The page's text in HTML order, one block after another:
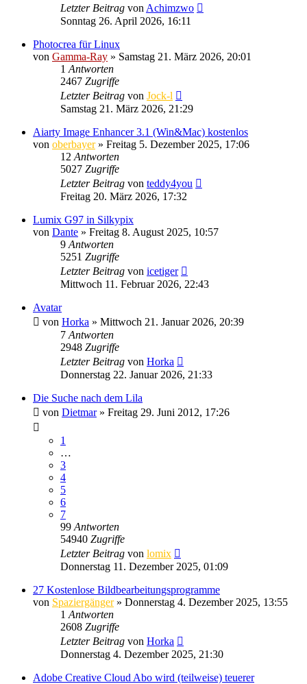
Letzter Beitrag von Achimzwo
Sonntag 26. April 2026, 16:11
Photocrea für Linux
von Gamma-Ray » Samstag 21. März 2026, 20:01
1 Antworten
2467 Zugriffe
Letzter Beitrag von Jock-l
Samstag 21. März 2026, 21:29
Aiarty Image Enhancer 3.1 (Win&Mac) kostenlos
von oberbayer» Freitag 5. Dezember 2025, 17:06
12 Antworten
5027 Zugriffe
Letzter Beitrag von teddy4you
Freitag 20. März 2026, 17:32
Lumix G97 in Silkypix
von Dante » Freitag 8. August 2025, 10:57
9 Antworten
5251 Zugriffe
Letzter Beitrag von icetiger
Mittwoch 11. Februar 2026, 22:43
Avatar
von Horka » Mittwoch 21. Januar 2026, 20:39
7 Antworten
2948 Zugriffe
Letzter Beitrag von Horka
Donnerstag 22. Januar 2026, 21:33
Die Suche nach dem Lila
von Dietmar» Freitag 29. Juni 2012, 17:26
1
…
3
4
5
6
7
99 Antworten
54940 Zugriffe
Letzter Beitrag von lomix
Donnerstag 11. Dezember 2025, 01:09
27 Kostenlose Bildbearbeitungsprogramme
von Spaziergänger» Donnerstag 4. Dezember 2025, 13:55
1 Antworten
2608 Zugriffe
Letzter Beitrag von Horka
Donnerstag 4. Dezember 2025, 21:30
Adobe Creative Cloud Abo wird (teilweise) teuerer